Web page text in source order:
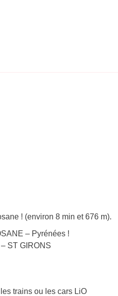
! (environ 8 min et 676 m).
– Pyrénées !
ST GIRONS
trains ou les cars LiO